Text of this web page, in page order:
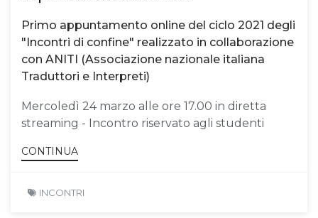
Primo appuntamento online del ciclo 2021 degli
"Incontri di confine" realizzato in collaborazione
con ANITI (Associazione nazionale italiana
Traduttori e Interpreti)
Mercoledì 24 marzo alle ore 17.00 in diretta
streaming - Incontro riservato agli studenti
CONTINUA
INCONTRI